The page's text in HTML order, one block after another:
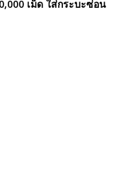
เม็ด ใส่กระบะซ่อน